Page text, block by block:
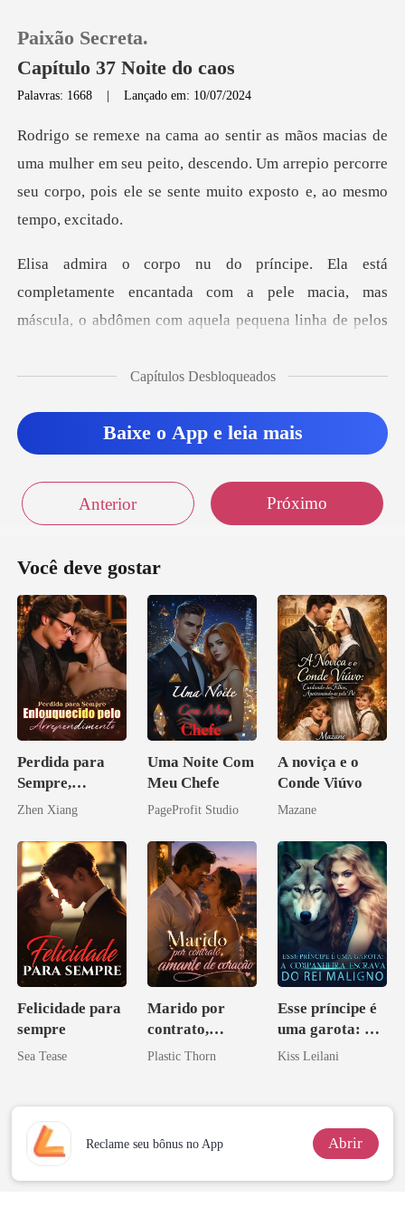
0
Sair
Paixão Secreta.
Capítulo 37 Noite do caos
Palavras: 1668 |Lançado em: 10/07/2024
lher em seu peito, descendo. Um arrepio percorre
seu corpo,
nte encantada com a pele macia, mas
máscula, o abdômen c
Capítulos Desbloqueados
Baixe o App e leia mais
Anterior Próximo
Você deve gostar
Perdida para
Sempre,
Enlouquecido
Arrependiment
o
Zhen Xiang
Uma Noite Com
Meu Chefe
PageProfit Studio
A noviça e o
Conde Viúvo
Mazane
Felicidade para
sempre
Sea Tease
Marido por
contrato,
amante de
Plastic Thorn
Esse príncipe é
uma garota: A
companheira
Kiss Leilani
Reclame seu bônus no App Abrir